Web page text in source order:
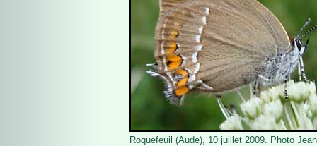
Roquefeuil (Aude), 10 juillet 2009. Photo